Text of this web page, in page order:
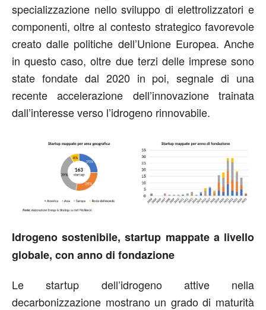
specializzazione nello sviluppo di elettrolizzatori e
componenti, oltre al contesto strategico favorevole
creato dalle politiche dell’Unione Europea. Anche
in questo caso, oltre due terzi delle imprese sono
state fondate dal 2020 in poi, segnale di una
recente accelerazione dell’innovazione trainata
dall’interesse verso l’idrogeno rinnovabile.
Idrogeno sostenibile, startup mappate a livello
globale, con anno di fondazione
Le startup dell’idrogeno attive nella
decarbonizzazione mostrano un grado di maturità